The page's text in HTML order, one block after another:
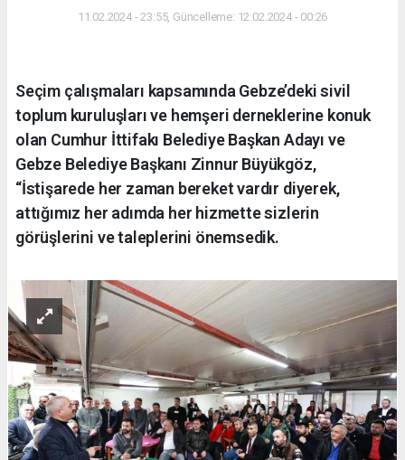
11.02.2024 - 23:55, Güncelleme: 12.02.2024 - 00:26
Seçim çalışmaları kapsamında Gebze’deki sivil
toplum kuruluşları ve hemşeri derneklerine konuk
olan Cumhur İttifakı Belediye Başkan Adayı ve
Gebze Belediye Başkanı Zinnur Büyükgöz,
“İstişarede her zaman bereket vardır diyerek,
attığımız her adımda her hizmette sizlerin
görüşlerini ve taleplerini önemsedik.